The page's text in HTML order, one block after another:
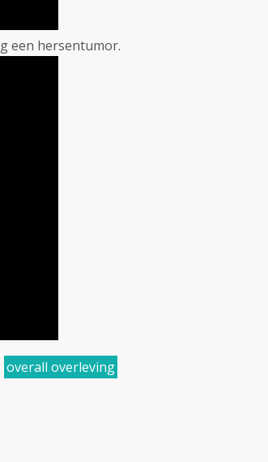
een hersentumor.
overall overleving